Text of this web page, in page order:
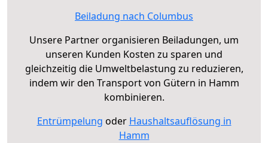
Beiladung nach Columbus
Unsere Partner organisieren Beiladungen, um
unseren Kunden Kosten zu sparen und
gleichzeitig die Umweltbelastung zu reduzieren,
indem wir den Transport von Gütern in Hamm
kombinieren.
Entrümpelung oder Haushaltsauflösung in
Hamm